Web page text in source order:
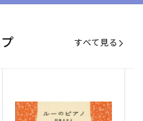
すべて見る